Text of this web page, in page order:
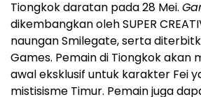
Tiongkok daratan pada 28 Mei.
dikembangkan oleh SUPER
naungan Smilegate, serta
Games. Pemain di Tiongkok akan
awal eksklusif untuk karakter Fei
mistisisme Timur. Pemain juga